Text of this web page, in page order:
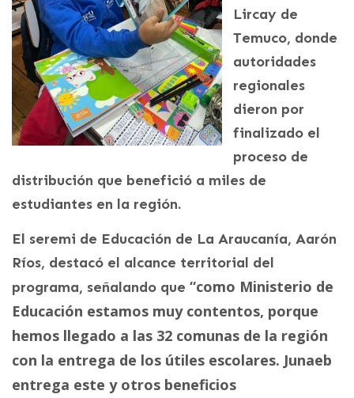
Lircay de
Temuco, donde
autoridades
regionales
dieron por
finalizado el
proceso de
distribución que benefició a miles de
estudiantes en la región.
El seremi de Educación de La Araucanía, Aarón
Ríos, destacó el alcance territorial del
programa, señalando que “como Ministerio de
Educación estamos muy contentos, porque
hemos llegado a las 32 comunas de la región
con la entrega de los útiles escolares. Junaeb
entrega este y otros beneficios